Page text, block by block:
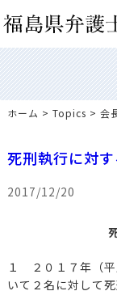
ホーム > Topics > 会
死刑執行に対
2017/12/20
１ ２０１７年（
いて２名に対して